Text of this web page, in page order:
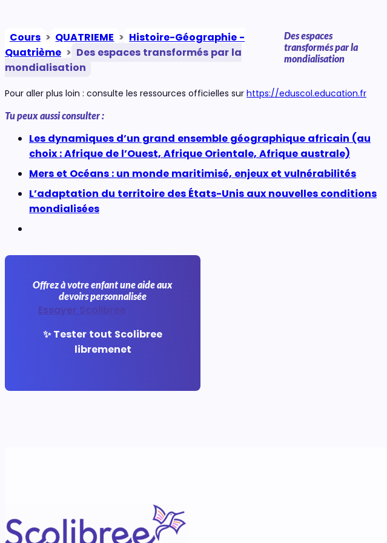
Cours > QUATRIEME > Histoire-Géographie -
Quatrième > Des espaces transformés par la
mondialisation
Des espaces
transformés par la
mondialisation
Pour aller plus loin : consulte les ressources officielles sur https://eduscol.education.fr
Tu peux aussi consulter :
Les dynamiques d’un grand ensemble géographique africain (au
choix : Afrique de l’Ouest, Afrique Orientale, Afrique australe)
Mers et Océans : un monde maritimisé, enjeux et vulnérabilités
L’adaptation du territoire des États-Unis aux nouvelles conditions
mondialisées
Offrez à votre enfant une aide aux
devoirs personnalisée
Essayer Scolibree
✨ Tester tout Scolibree
libremenet